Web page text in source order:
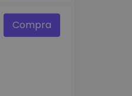
Compra